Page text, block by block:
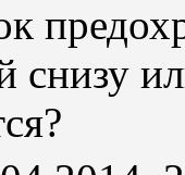
снизу